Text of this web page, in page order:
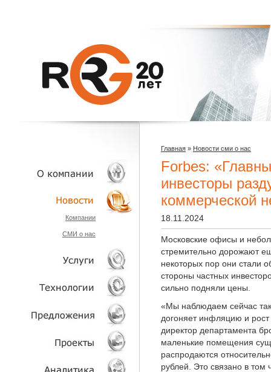
О КОМПАНИИ
НОВОСТИ
Компании
СМИ о нас
УСЛУГИ
ТЕХНОЛОГИИ
ОБЪЕКТЫ
Главная » Новости сми о нас
Forbes:
инвесторы
коммерческой
18.11.2024
Московские офисы и
стремительно дорожают
некоторых пор они стали
стороны частных
сильно подняли цены.
«Мы наблюдаем сейчас
догоняет инфляцию и
директор департамента
маленькие помещения
распродаются
рублей. Это связано в том